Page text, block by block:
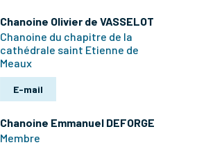
Chanoine Olivier de VASSELOT
Chanoine du chapitre de la
cathédrale saint Etienne de
Meaux
E-mail
Chanoine Emmanuel DEFORGE
Membre